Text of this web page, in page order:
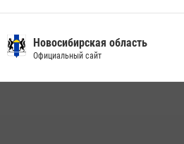
Новосибирская область
Официальный сайт